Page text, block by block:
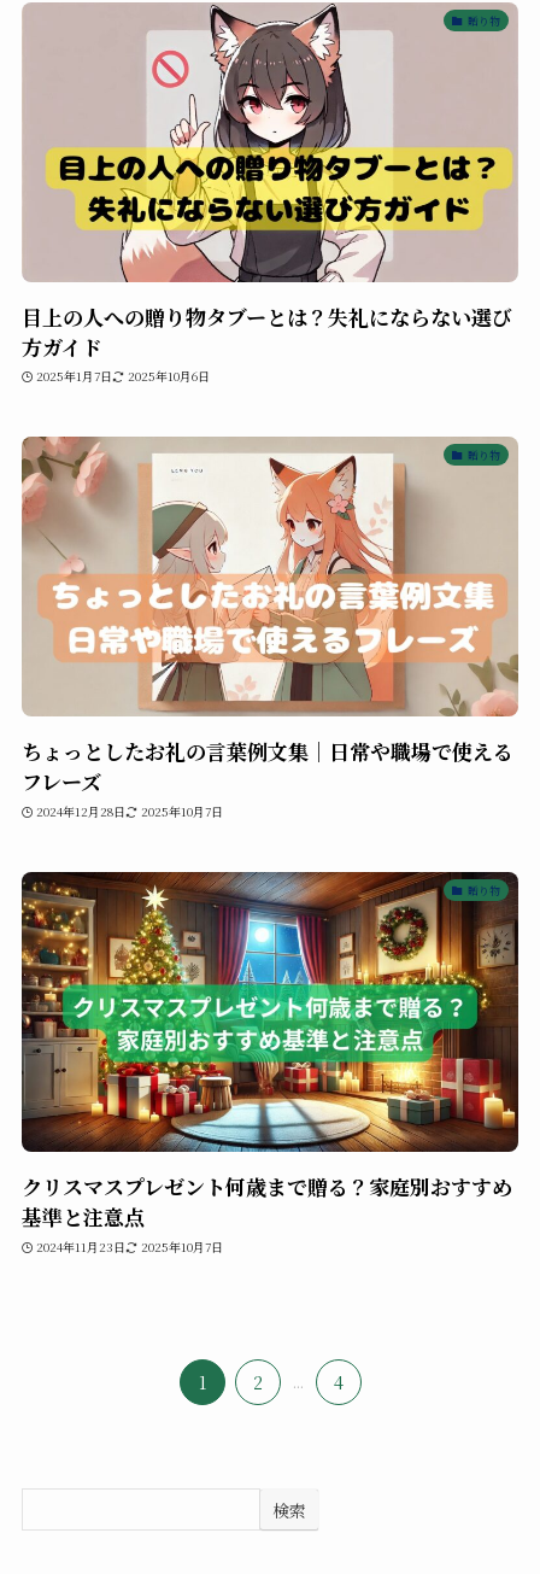
贈り物
目上の人への贈り物タブーとは？失礼にならない選び
方ガイド
2025年1月7日 2025年10月6日
贈り物
ちょっとしたお礼の言葉例文集｜日常や職場で使える
フレーズ
2024年12月28日 2025年10月7日
贈り物
クリスマスプレゼント何歳まで贈る？家庭別おすすめ
基準と注意点
2024年11月23日 2025年10月7日
1 2 ... 4
検索